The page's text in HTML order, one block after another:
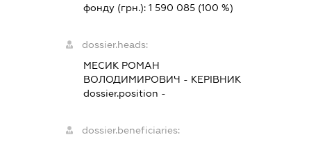
фонду (грн.): 1 590 085(100 %)
dossier.heads:
МЕСИК РОМАН
ВОЛОДИМИРОВИЧ - КЕРІВНИК
dossier.position -
dossier.beneficiaries: